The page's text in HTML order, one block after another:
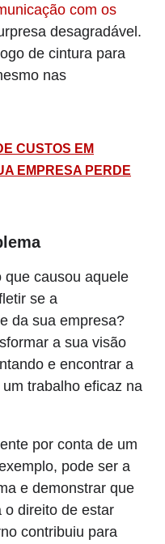
com os
desagradável.
de cintura para
nas
CUSTOS EM
EMPRESA PERDE
que causou aquele
se a
da sua empresa?
a sua visão
e encontrar a
trabalho eficaz na
por conta de um
pode ser a
e demonstrar que
o direito de estar
contribuiu para